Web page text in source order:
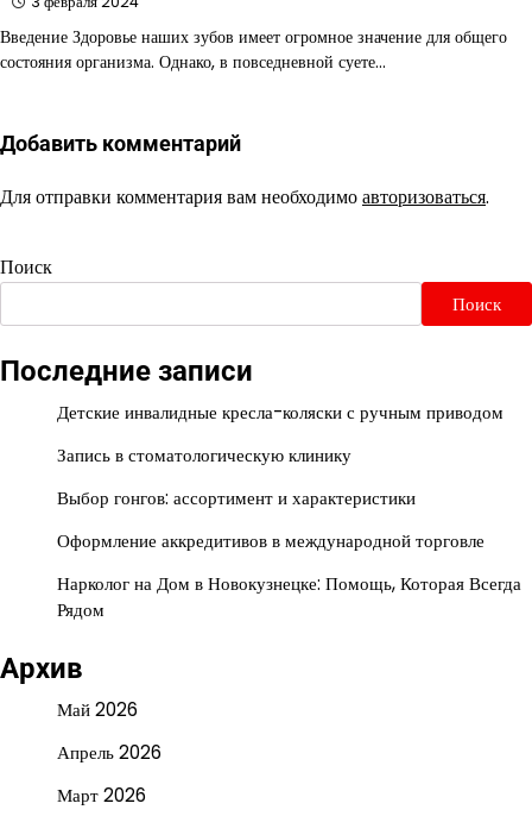
Введение Здоровье наших зубов имеет огромное значение для общего
состояния организма. Однако, в повседневной суете…
Добавить комментарий
Для отправки комментария вам необходимоавторизоваться.
Поиск
Поиск
Последние записи
Детские инвалидные кресла-коляски с ручным приводом
Запись в стоматологическую клинику
Выбор гонгов: ассортимент и характеристики
Оформление аккредитивов в международной торговле
Нарколог на Дом в Новокузнецке: Помощь, Которая Всегда
Рядом
Архив
Май 2026
Апрель 2026
Март 2026